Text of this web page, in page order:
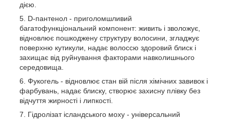
дією.
D-пантенол - приголомшливий
багатофункціональний компонент: живить і зволожує,
відновлює пошкоджену структуру волосини, згладжує
поверхню кутикули, надає волоссю здоровий блиск і
захищає від руйнування факторами навколишнього
середовища.
Фукогель - відновлює стан вій після хімічних завивок і
фарбувань, надає блиску, створює захисну плівку без
відчуття жирності і липкості.
Гідролізат ісландського моху - універсальний